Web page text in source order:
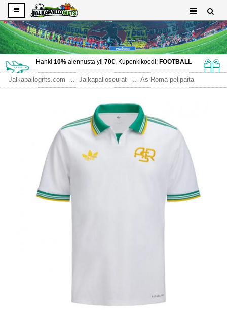
Hanki 10%alennusta yli 70€, Kuponkikoodi: FOOTBALL
Jalkapallogifts.com Jalkapalloseurat
As Roma pelipaita